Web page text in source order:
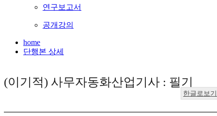
연구보고서
공개강의
home
단행본 상세
(이기적) 사무자동화산업기사 : 필기
한글로보기